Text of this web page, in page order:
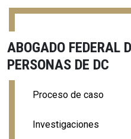
ABOGADO FEDERAL
PERSONAS DE DC
Proceso de caso
Investigaciones